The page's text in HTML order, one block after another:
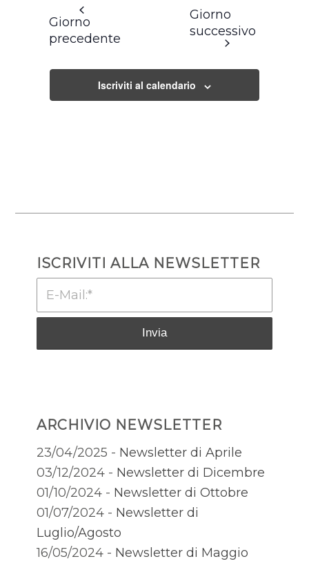
Giorno
precedente
Giorno
successivo
Iscriviti al calendario
ISCRIVITI ALLA NEWSLETTER
ARCHIVIO NEWSLETTER
23/04/2025 - Newsletter di Aprile
03/12/2024 - Newsletter di Dicembre
01/10/2024 - Newsletter di Ottobre
01/07/2024 - Newsletter di
Luglio/Agosto
16/05/2024 - Newsletter di Maggio